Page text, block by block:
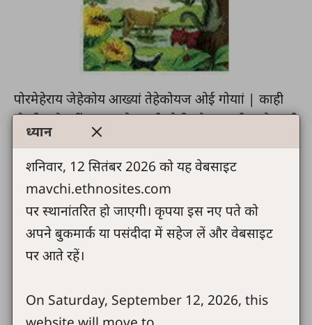
पोरमेहेराय जेहेकोय आख्यां तेहेकोयज ओई गोयाां | काही
दोरटीव होपलींन चालनारे, काही खेती कोअराहाटी आने काही
जोंगली जोनावोरे आते | आने पोरमेहेराय देख्यां का हारा हेय
|पासी पोरमेहेराय आख्यां, ‘’आपा माअहाल आपे स्वरुपामाय
बोनाडूहु | त्याहावे दोरती आने बादा जोनावोरहा उपे होक्क
रोंय |’’पासे पोरमेहेराय तोलहोज कादु लेय लेदो, आने
त्याकोय योक आदमी बोनाड्यो, आने त्यामाय जीवना सांस
फुकी देनो या आदम्या नाव आदम आतां | पोरमेहेराय
आदामाल राआहाटी योक वाडी बोनाड़ी आन ती वाडी
वीसमाय, पोरमेहेराय बेन वीसेस जाड़े जीवना जाड आने हारा
ध्यान
शनिवार, 12 सितंबर 2026 को यह वेबसाइट
mavchi.ethnosites.com
पर स्थानांतरित हो जाएगी। कृपया इस नए पते को
अपने बुकमार्क या पसंदीदा में सहेज लें और वेबसाइट
पर आते रहें।
On Saturday, September 12, 2026, this